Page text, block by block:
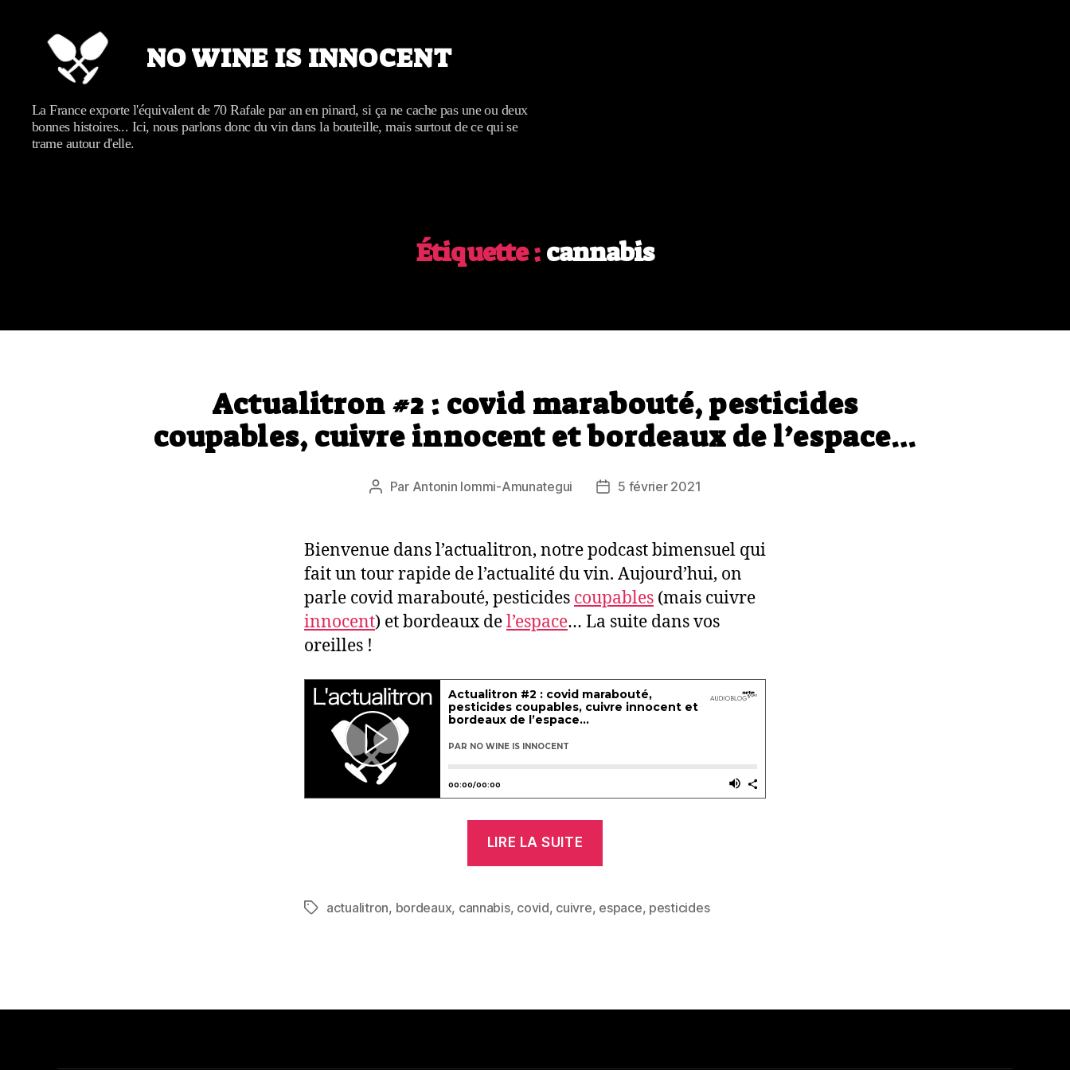
No
wine
is
NO WINE IS INNOCENT
La France exporte l'équivalent de 70 Rafale par an en pinard, si ça ne cache pas une ou deux
bonnes histoires... Ici, nous parlons donc du vin dans la bouteille, mais surtout de ce qui se
trame autour d'elle.
Étiquette :cannabis
Actualitron #2 : covid marabouté, pesticides
coupables, cuivre innocent et bordeaux de l’espace…
Auteur
Par Antonin Iommi-Amunategui
Date5 février 2021
Bienvenue dans l’actualitron, notre podcast bimensuel qui
fait un tour rapide de l’actualité du vin. Aujourd’hui, on
parle covid marabouté, pesticides coupables (mais cuivre
innocent) et bordeaux del’espace… La suite dans vos
oreilles !
LIRE LA SUITE
covid
cuivre
Étiquettes
actualitron, bordeaux, cannabis, covid, cuivre, espace, pesticides